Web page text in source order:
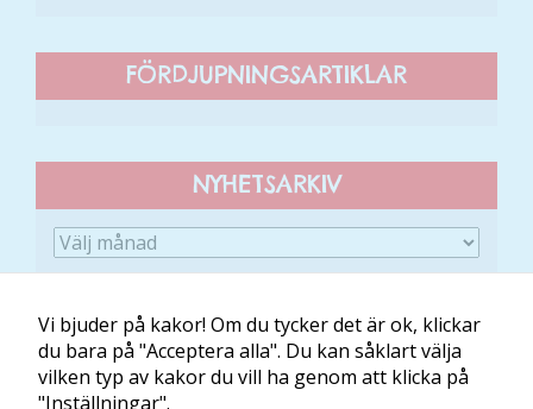
FÖRDJUPNINGSARTIKLAR
NYHETSARKIV
Om Minibladet Villkor Mina kakor
Vi bjuder på kakor! Om du tycker det är ok, klickar
du bara på "Acceptera alla". Du kan såklart välja
vilken typ av kakor du vill ha genom att klicka på
"Inställningar".
möjligt
under ditt
besök. Om
här kakorna
kommer viss
funktionalitet
att försvinna
från
Marknadsföring